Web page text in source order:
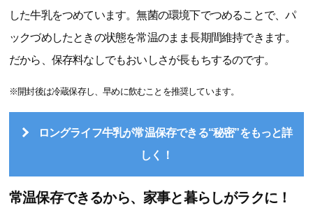
した牛乳をつめています。無菌の環境下でつめることで、パ
ックづめしたときの状態を常温のまま長期間維持できます。
だから、保存料なしでもおいしさが長もちするのです。
※開封後は冷蔵保存し、早めに飲むことを推奨しています。
ロングライフ牛乳が常温保存できる“秘密”をもっと詳
しく！
常温保存できるから、家事と暮らしがラクに！